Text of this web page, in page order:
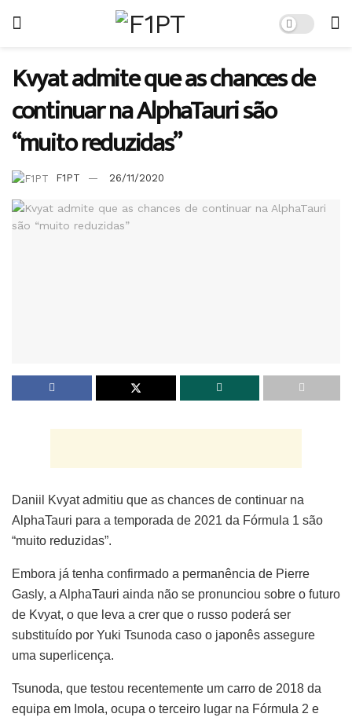
Kvyat admite que as chances de
continuar na AlphaTauri são
“muito reduzidas”
F1PT 26/11/2020
Daniil Kvyat admitiu que as chances de continuar na
AlphaTauri para a temporada de 2021 da Fórmula 1 são
“muito reduzidas”.
Embora já tenha confirmado a permanência de Pierre
Gasly, a AlphaTauri ainda não se pronunciou sobre o futuro
de Kvyat, o que leva a crer que o russo poderá ser
substituído por Yuki Tsunoda caso o japonês assegure
uma superlicença.
Tsunoda, que testou recentemente um carro de 2018 da
equipa em Imola, ocupa o terceiro lugar na Fórmula 2 e